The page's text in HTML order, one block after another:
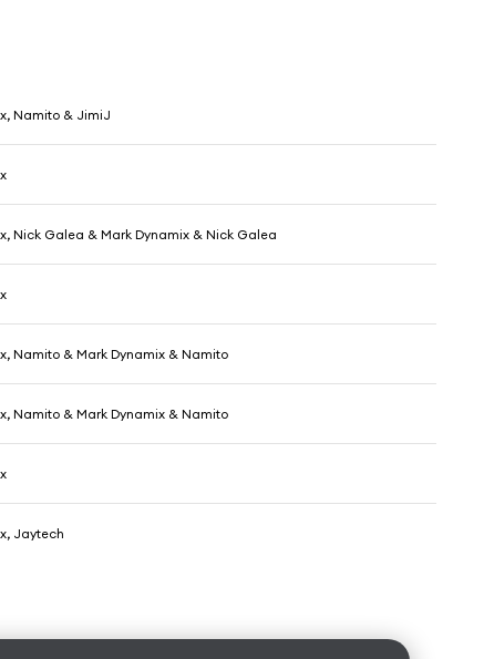
Namito & JimiJ
Nick Galea & Mark Dynamix & Nick Galea
Namito & Mark Dynamix & Namito
Namito & Mark Dynamix & Namito
Jaytech